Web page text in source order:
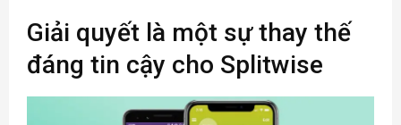
Giải quyết là một sự thay thế
đáng tin cậy cho Splitwise